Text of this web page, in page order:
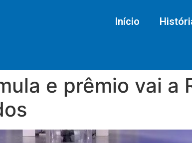
Início
e prêmio vai a